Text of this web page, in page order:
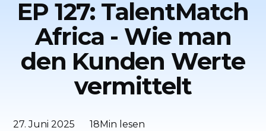
EP 127: TalentMatch
Africa - Wie man
den Kunden Werte
vermittelt
27. Juni 2025 18Min lesen